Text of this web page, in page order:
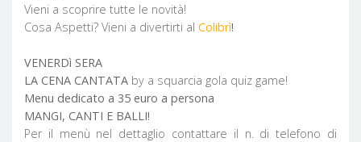
Vieni a scoprire tutte le novità!
Cosa Aspetti? Vieni a divertirti al Colibrì!
VENERDì SERA
LA CENA CANTATA by a squarcia gola quiz game!
Menu dedicato a 35 euro a persona
MANGI, CANTI E BALLI!
Per il menù nel dettaglio contattare il n. di telefono di